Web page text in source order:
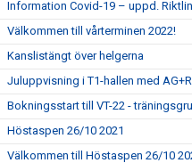
Information Covid-19 – uppd.
Välkommen till vårterminen 2022!
Kanslistängt över helgerna
Juluppvisning i T1-hallen med
Bokningsstart till VT-22 -
Höstaspen 26/10 2021
Välkommen till Höstaspen 26/10